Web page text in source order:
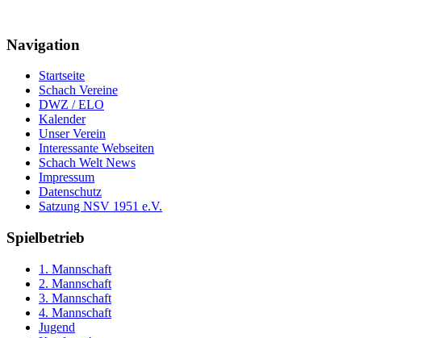
Navigation
Startseite
Schach Vereine
DWZ / ELO
Kalender
Unser Verein
Interessante Webseiten
Schach Welt News
Impressum
Datenschutz
Satzung NSV 1951 e.V.
Spielbetrieb
1. Mannschaft
2. Mannschaft
3. Mannschaft
4. Mannschaft
Jugend